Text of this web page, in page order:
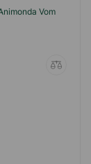
Vom